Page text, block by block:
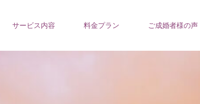
サービス内容 料金プラン ご成婚者様の声